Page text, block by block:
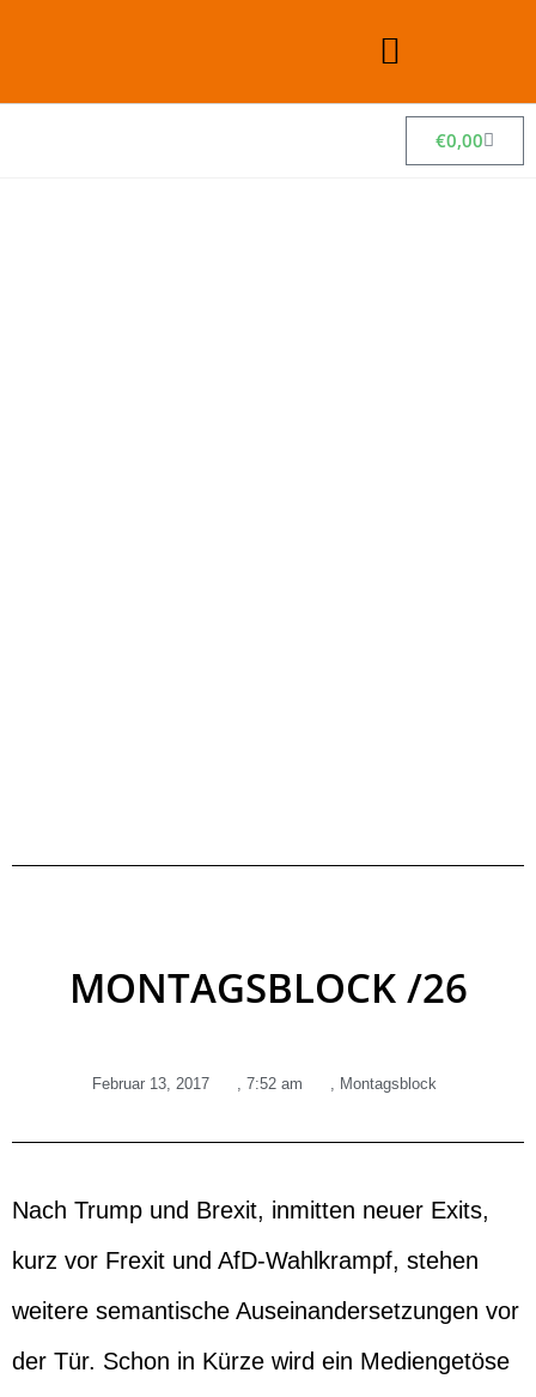
€0,00
MONTAGSBLOCK /26
Februar 13, 2017 , 7:52 am , Montagsblock
Nach Trump und Brexit, inmitten neuer Exits,
kurz vor Frexit und AfD-Wahlkrampf, stehen
weitere semantische Auseinandersetzungen vor
der Tür. Schon in Kürze wird ein Mediengetöse